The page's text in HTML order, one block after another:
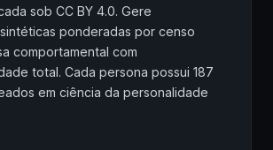
sob CC BY 4.0. Gere
ponderadas por censo
comportamental com
total. Cada persona possui 187
em ciência da personalidade